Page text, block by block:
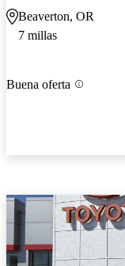
Beaverton, OR
7 millas
Buena oferta